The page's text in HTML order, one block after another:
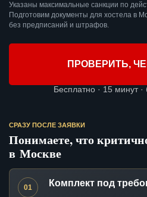
Указаны максимальные санкции по
Подготовим документы для хостела в
без предписаний и штрафов.
ПРОВЕРИТЬ,
Бесплатно · 15 минут ·
СРАЗУ ПОСЛЕ ЗАЯВКИ
Понимаете, что
в Москве
01 Комплект под